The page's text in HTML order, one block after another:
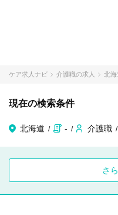
ケア求人ナビ 介護職の求人 北海
現在の検索条件
北海道 - 介護職
さ